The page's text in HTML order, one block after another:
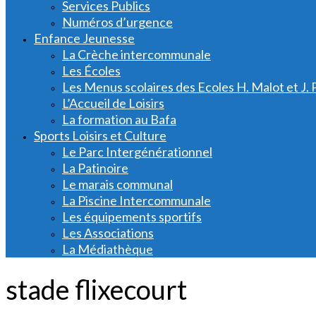
Services Publics
Numéros d’urgence
Enfance Jeunesse
La Crèche intercommunale
Les Écoles
Les Menus scolaires des Ecoles H. Malot et J.
L’Accueil de Loisirs
La formation au Bafa
Sports Loisirs et Culture
Le Parc Intergénérationnel
La Patinoire
Le marais communal
La Piscine Intercommunale
Les équipements sportifs
Les Associations
La Médiathèque
stade flixecourt